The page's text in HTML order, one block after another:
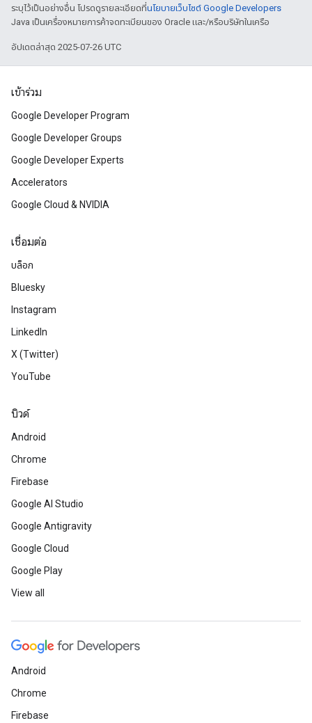
ระบุไว้เป็นอย่างอื่น โปรดดูรายละเอียดที่นโยบายเว็บไซต์ Google Developers
Java เป็นเครื่องหมายการค้าจดทะเบียนของ Oracle และ/หรือบริษัทในเครือ
อัปเดตล่าสุด 2025-07-26 UTC
เข้าร่วม
Google Developer Program
Google Developer Groups
Google Developer Experts
Accelerators
Google Cloud & NVIDIA
เชื่อมต่อ
บล็อก
Bluesky
Instagram
LinkedIn
X (Twitter)
YouTube
บิวด์
Android
Chrome
Firebase
Google AI Studio
Google Antigravity
Google Cloud
Google Play
View all
Android
Chrome
Firebase